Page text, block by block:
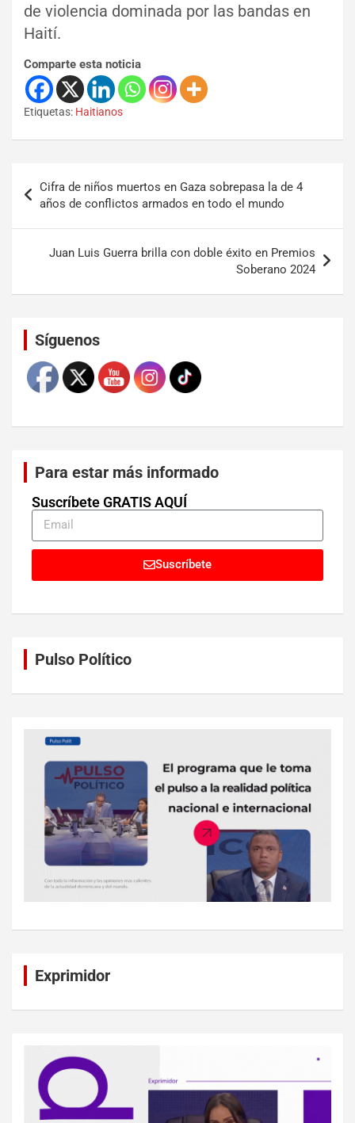
de violencia dominada por las bandas en
Haití.
Comparte esta noticia
Etiquetas: Haitianos
Cifra de niños muertos en Gaza sobrepasa la de 4
años de conflictos armados en todo el mundo
Juan Luis Guerra brilla con doble éxito en Premios
Soberano 2024
Síguenos
Para estar más informado
Suscríbete GRATIS AQUÍ
Suscríbete
Pulso Político
Exprimidor